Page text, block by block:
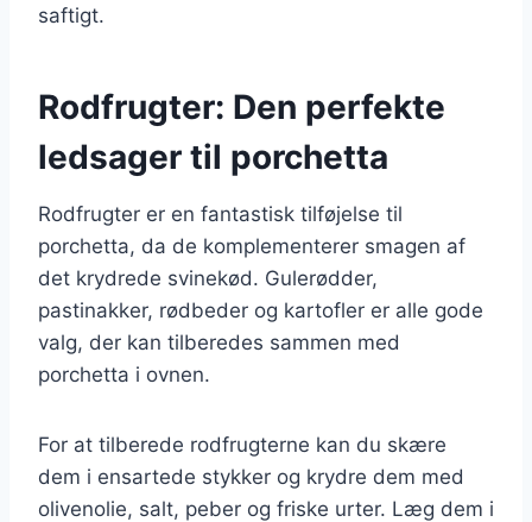
saftigt.
Rodfrugter: Den perfekte
ledsager til porchetta
Rodfrugter er en fantastisk tilføjelse til
porchetta, da de komplementerer smagen af
det krydrede svinekød. Gulerødder,
pastinakker, rødbeder og kartofler er alle gode
valg, der kan tilberedes sammen med
porchetta i ovnen.
For at tilberede rodfrugterne kan du skære
dem i ensartede stykker og krydre dem med
olivenolie, salt, peber og friske urter. Læg dem i